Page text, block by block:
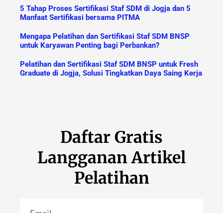
5 Tahap Proses Sertifikasi Staf SDM di Jogja dan 5
Manfaat Sertifikasi bersama PITMA
Mengapa Pelatihan dan Sertifikasi Staf SDM BNSP
untuk Karyawan Penting bagi Perbankan?
Pelatihan dan Sertifikasi Staf SDM BNSP untuk Fresh
Graduate di Jogja, Solusi Tingkatkan Daya Saing Kerja
Daftar Gratis
Langganan Artikel
Pelatihan